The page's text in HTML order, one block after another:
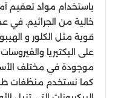
باستخدام مواد تعقيم
خالية من الجراثيم. في
قوية مثل الكلور و
على البكتيريا
موجودة في مختلف
كما نستخدم منظفات